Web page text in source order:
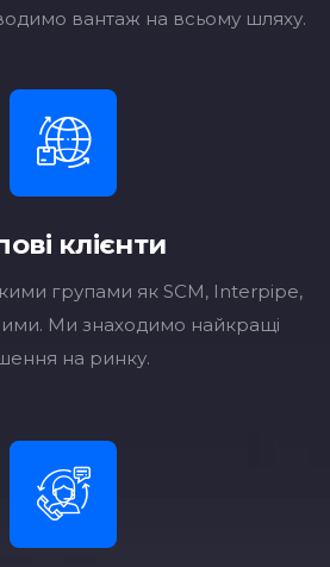
вантаж на всьому шляху.
клієнти
групами як SCM, Interpipe,
Ми знаходимо найкращі
на ринку.